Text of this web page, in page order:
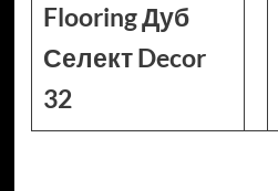
Flooring Дуб
Селект Decor
32